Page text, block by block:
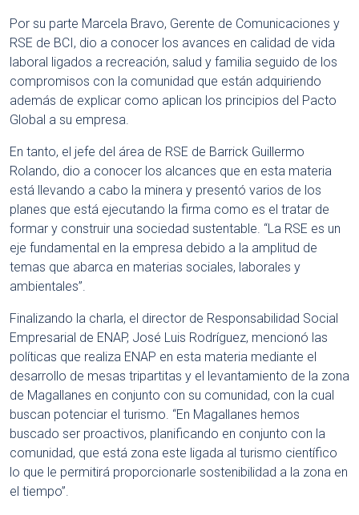
Por su parte Marcela Bravo, Gerente de Comunicaciones y
RSE de BCI, dio a conocer los avances en calidad de vida
laboral ligados a recreación, salud y familia seguido de los
compromisos con la comunidad que están adquiriendo
además de explicar como aplican los principios del Pacto
Global a su empresa.
En tanto, el jefe del área de RSE de Barrick Guillermo
Rolando, dio a conocer los alcances que en esta materia
está llevando a cabo la minera y presentó varios de los
planes que está ejecutando la firma como es el tratar de
formar y construir una sociedad sustentable. “La RSE es un
eje fundamental en la empresa debido a la amplitud de
temas que abarca en materias sociales, laborales y
ambientales”.
Finalizando la charla, el director de Responsabilidad Social
Empresarial de ENAP, José Luis Rodríguez, mencionó las
políticas que realiza ENAP en esta materia mediante el
desarrollo de mesas tripartitas y el levantamiento de la zona
de Magallanes en conjunto con su comunidad, con la cual
buscan potenciar el turismo. “En Magallanes hemos
buscado ser proactivos, planificando en conjunto con la
comunidad, que está zona este ligada al turismo científico
lo que le permitirá proporcionarle sostenibilidad a la zona en
el tiempo”.